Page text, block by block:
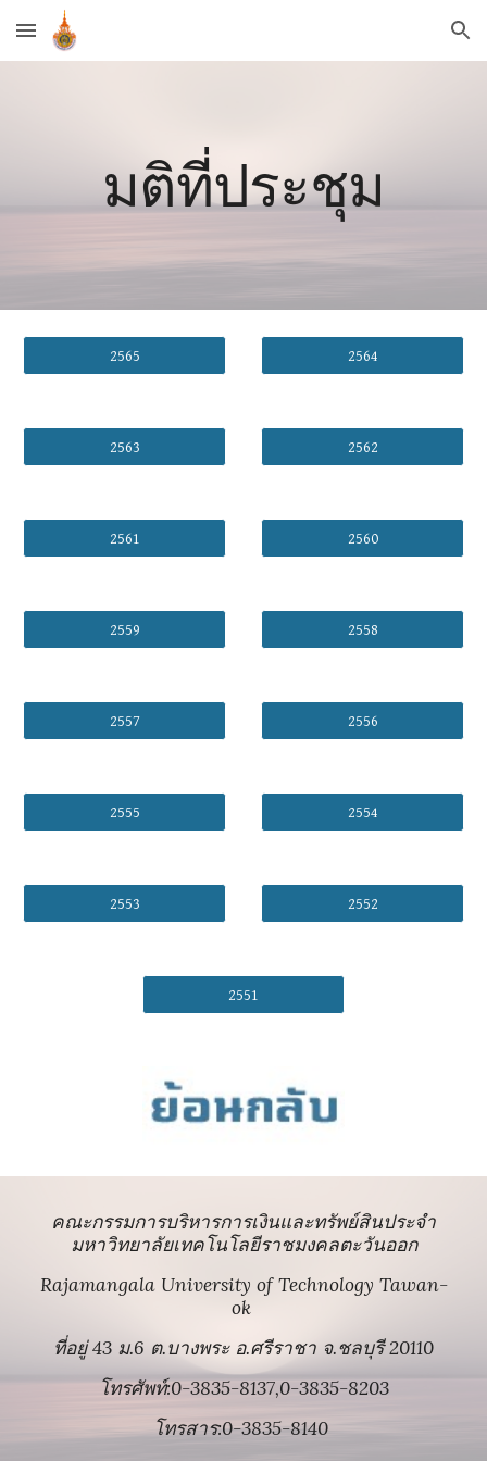
Skip to main content Skip to navigation
มติที่ประชุม
2565 2564
2563 2562
2561 2560
2559 2558
2557 2556
2555 2554
2553 2552
2551
คณะกรรมการบริหารการเงินและทรัพย์สินประจำ
มหาวิทยาลัยเทคโนโลยีราชมงคลตะวันออก
Rajamangala University of Technology Tawan-
ok
ที่อยู่ 43 ม.6 ต.บางพระ อ.ศรีราชา จ.ชลบุรี 20110
โทรศัพท์:0-3835-8137,0-3835-8203
โทรสาร:0-3835-8140